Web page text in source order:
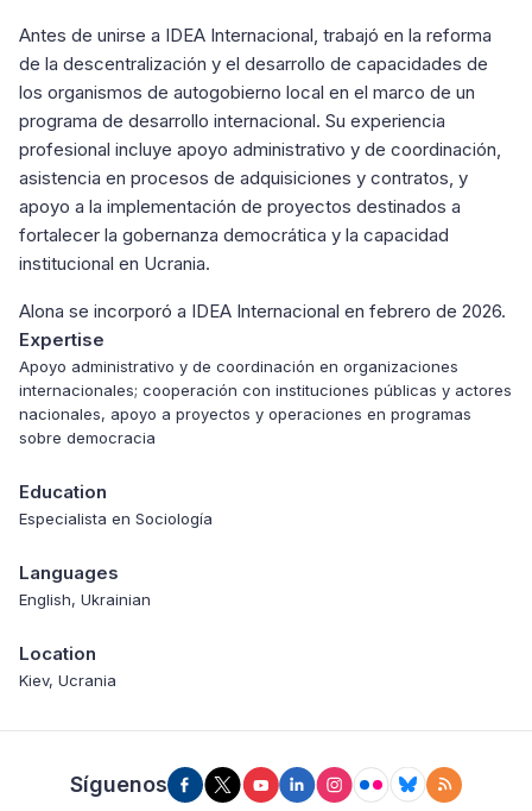
Antes de unirse a IDEA Internacional, trabajó en la reforma
de la descentralización y el desarrollo de capacidades de
los organismos de autogobierno local en el marco de un
programa de desarrollo internacional. Su experiencia
profesional incluye apoyo administrativo y de coordinación,
asistencia en procesos de adquisiciones y contratos, y
apoyo a la implementación de proyectos destinados a
fortalecer la gobernanza democrática y la capacidad
institucional en Ucrania.
Alona se incorporó a IDEA Internacional en febrero de 2026.
Expertise
Apoyo administrativo y de coordinación en organizaciones
internacionales; cooperación con instituciones públicas y actores
nacionales, apoyo a proyectos y operaciones en programas
sobre democracia
Education
Especialista en Sociología
Languages
English, Ukrainian
Location
Kiev, Ucrania
Síguenos